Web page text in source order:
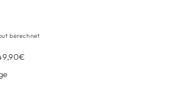
berechnet